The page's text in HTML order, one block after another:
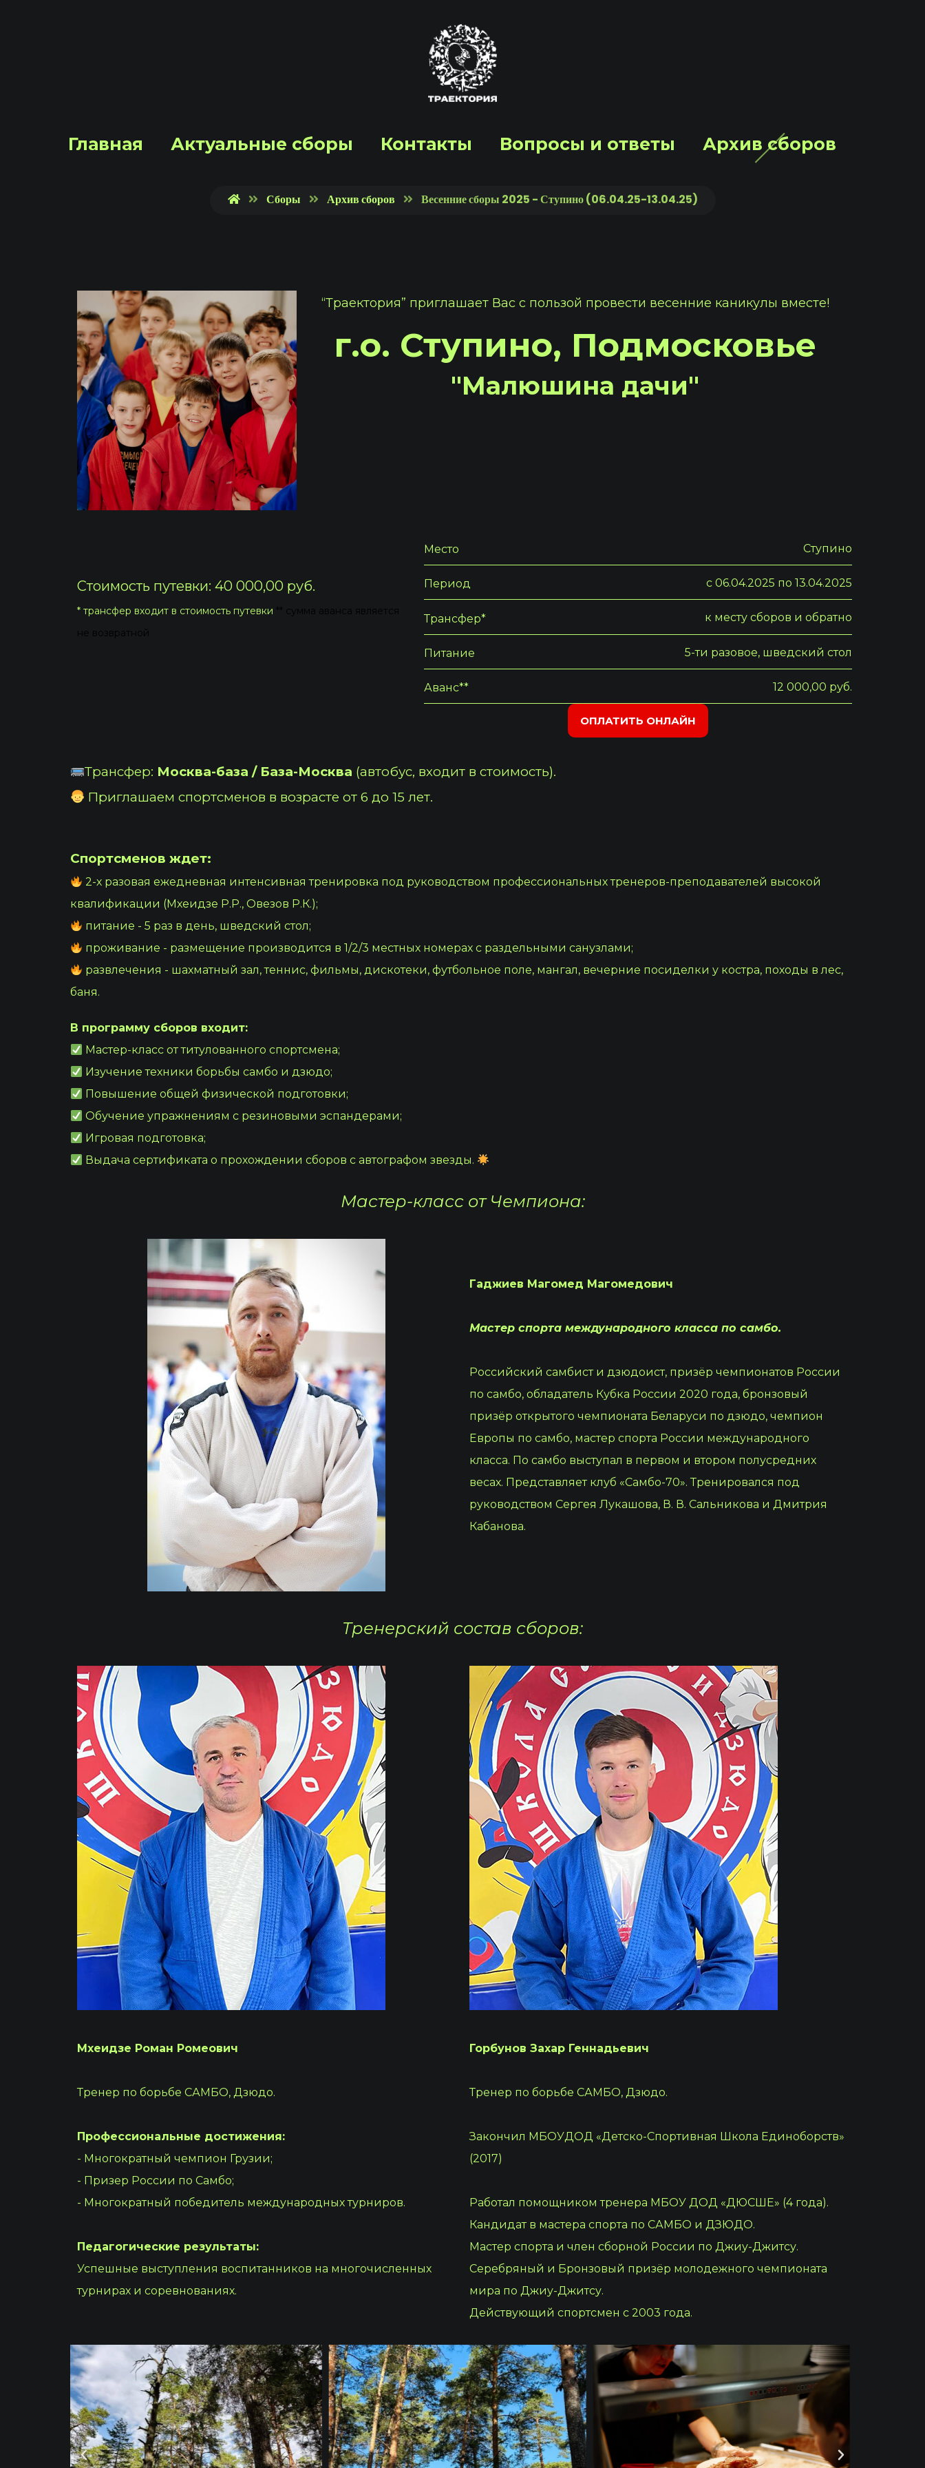
Главная Актуальные сборы Контакты Вопросы и ответы Архив сборов
Сборы Архив сборов Весенние сборы 2025 - Ступино (06.04.25-13.04.25)
“Траектория” приглашает Вас с пользой провести весенние каникулы вместе!
г.о. Ступино, Подмосковье
"Малюшина дачи"
Стоимость путевки: 40 000,00 руб.
* трансфер входит в стоимость путевки ** сумма аванса является
не возвратной
Место Ступино
Период с 06.04.2025 по 13.04.2025
Трансфер* к месту сборов и обратно
Питание 5-ти разовое, шведский стол
Аванс** 12 000,00 руб.
ОПЛАТИТЬ ОНЛАЙН
Трансфер: Москва-база / База-Москва (автобус, входит в стоимость).
Приглашаем спортсменов в возрасте от 6 до 15 лет.
Спортсменов ждет:
2-х разовая ежедневная интенсивная тренировка под руководством профессиональных тренеров-преподавателей высокой
квалификации (Мхеидзе Р.Р., Овезов Р.К.);
питание - 5 раз в день, шведский стол;
проживание - размещение производится в 1/2/3 местных номерах с раздельными санузлами;
развлечения - шахматный зал, теннис, фильмы, дискотеки, футбольное поле, мангал, вечерние посиделки у костра, походы в лес,
баня.
В программу сборов входит:
Мастер-класс от титулованного спортсмена;
Изучение техники борьбы самбо и дзюдо;
Повышение общей физической подготовки;
Обучение упражнениям с резиновыми эспандерами;
Игровая подготовка;
Выдача сертификата о прохождении сборов с автографом звезды.
Мастер-класс от Чемпиона:
Гаджиев Магомед Магомедович
Мастер спорта международного класса по самбо.
Российский самбист и дзюдоист, призёр чемпионатов России
по самбо, обладатель Кубка России 2020 года, бронзовый
призёр открытого чемпионата Беларуси по дзюдо, чемпион
Европы по самбо, мастер спорта России международного
класса. По самбо выступал в первом и втором полусредних
весах. Представляет клуб «Самбо-70». Тренировался под
руководством Сергея Лукашова, В. В. Сальникова и Дмитрия
Кабанова.
Тренерский состав сборов:
Мхеидзе Роман Ромеович
Тренер по борьбе САМБО, Дзюдо.
Профессиональные достижения:
- Многократный чемпион Грузии;
- Призер России по Самбо;
- Многократный победитель международных турниров.
Педагогические результаты:
Успешные выступления воспитанников на многочисленных
турнирах и соревнованиях.
Горбунов Захар Геннадьевич
Тренер по борьбе САМБО, Дзюдо.
Закончил МБОУДОД «Детско-Спортивная Школа Единоборств»
(2017)
Работал помощником тренера МБОУ ДОД «ДЮСШЕ» (4 года).
Кандидат в мастера спорта по САМБО и ДЗЮДО.
Мастер спорта и член сборной России по Джиу-Джитсу.
Серебряный и Бронзовый призёр молодежного чемпионата
мира по Джиу-Джитсу.
Действующий спортсмен с 2003 года.